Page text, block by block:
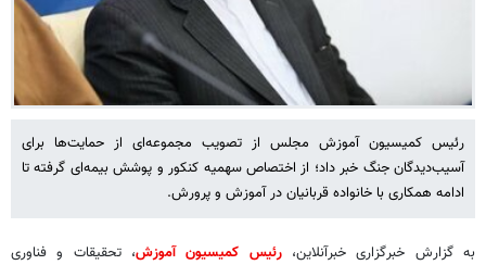
رئیس کمیسیون آموزش مجلس از تصویب مجموعه‌ای از حمایت‌ها برای
آسیب‌دیدگان جنگ خبر داد؛ از اختصاص سهمیه کنکور و پوشش بیمه‌ای گرفته تا
ادامه همکاری با خانواده قربانیان در آموزش و پرورش.
به گزارش خبرگزاری خبرآنلاین،رئیس کمیسیون آموزش، تحقیقات و فناوری